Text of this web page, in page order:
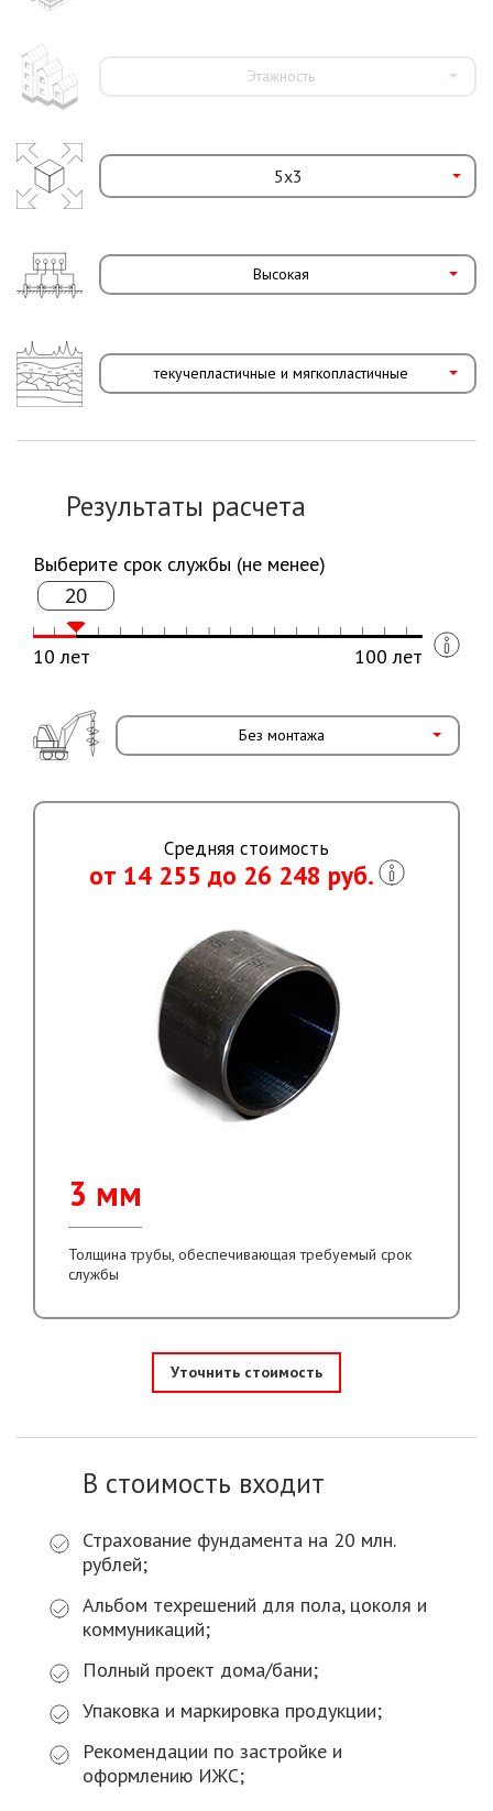
Этажность
Высокая
текучепластичные и мягкопластичные
Результаты расчета
Выберите срок службы (не менее)
20
10 лет 100 лет
Без монтажа
Средняя стоимость
от 14 255 до 26 248 руб.
3 мм
Толщина трубы, обеспечивающая требуемый срок
службы
Уточнить стоимость
В стоимость входит
Страхование фундамента на 20 млн.
рублей;
Альбом техрешений для пола, цоколя и
коммуникаций;
Полный проект дома/бани;
Упаковка и маркировка продукции;
Рекомендации по застройке и
оформлению ИЖС;